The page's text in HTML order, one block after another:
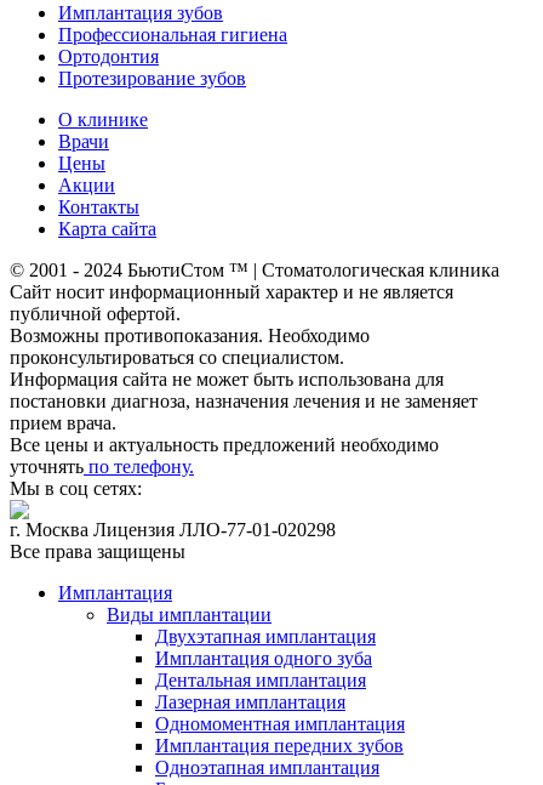
Имплантация зубов
Профессиональная гигиена
Ортодонтия
Протезирование зубов
О клинике
Врачи
Цены
Акции
Контакты
Карта сайта
© 2001 - 2024 БьютиСтом ™ | Стоматологическая клиника
Сайт носит информационный характер и не является
публичной офертой.
Возможны противопоказания. Необходимо
проконсультироваться со специалистом.
Информация сайта не может быть использована для
постановки диагноза, назначения лечения и не заменяет
прием врача.
Все цены и актуальность предложений необходимо
уточнять по телефону.
Мы в соц сетях:
г. Москва Лицензия ЛЛО-77-01-020298
Все права защищены
Имплантация
Виды имплантации
Двухэтапная имплантация
Имплантация одного зуба
Дентальная имплантация
Лазерная имплантация
Одномоментная имплантация
Имплантация передних зубов
Одноэтапная имплантация